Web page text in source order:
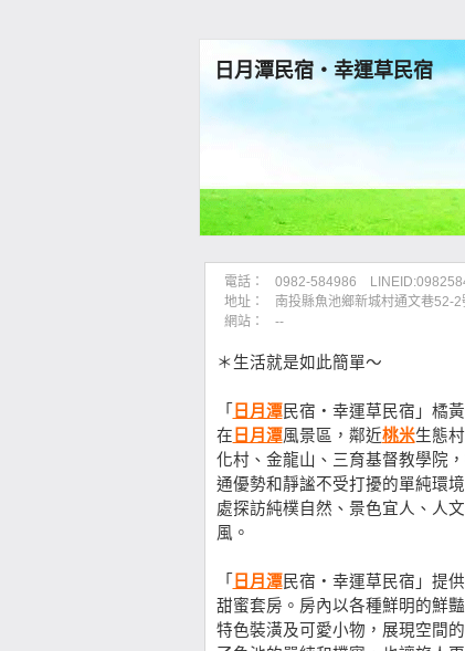
日月潭民宿‧幸運草民宿
電話：
0982-584986
地址：
南投縣魚池鄉新城村通文巷52-
網站：
--
＊生活就是如此簡單～
「 日月潭民宿‧幸運草民宿」橘
在 日月潭風景區，鄰近桃米生態村
化村、金龍山、三育基督教學院
通優勢和靜謐不受打擾的單純環
處探訪純樸自然、景色宜人、人
風。
「 日月潭民宿‧幸運草民宿」提
甜蜜套房。房內以各種鮮明的鮮
特色裝潢及可愛小物，展現空間